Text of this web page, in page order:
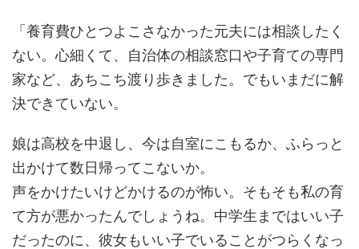
「養育費ひとつよこさなかった元夫には相談したく
ない。心細くて、自治体の相談窓口や子育ての専門
家など、あちこち渡り歩きました。でもいまだに解
決できていない。
娘は高校を中退し、今は自室にこもるか、ふらっと
出かけて数日帰ってこないか。
声をかけたいけどかけるのが怖い。そもそも私の育
て方が悪かったんでしょうね。中学生まではいい子
だったのに、彼女もいい子でいることがつらくなっ